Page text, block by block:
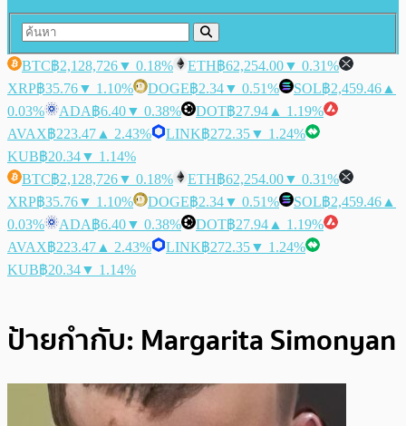
BTC฿2,128,726▼ 0.18% ETH฿62,254.00▼ 0.31%
XRP฿35.76▼ 1.10% DOGE฿2.34▼ 0.51% SOL฿2,459.46 ▲
0.03%
ADA฿6.40▼ 0.38% DOT฿27.94 ▲ 1.19%
AVAX฿223.47 ▲ 2.43% LINK฿272.35▼ 1.24%
KUB฿20.34▼ 1.14%
BTC฿2,128,726▼ 0.18% ETH฿62,254.00▼ 0.31%
XRP฿35.76▼ 1.10% DOGE฿2.34▼ 0.51% SOL฿2,459.46 ▲
0.03%
ADA฿6.40▼ 0.38% DOT฿27.94 ▲ 1.19%
AVAX฿223.47 ▲ 2.43% LINK฿272.35▼ 1.24%
KUB฿20.34▼ 1.14%
ป้ายกำกับ: Margarita Simonyan